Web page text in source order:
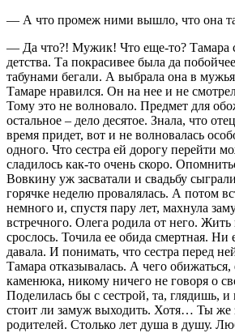
— А что промеж ними вышло, что она
— Да что?! Мужик! Что еще-то? Тамара
детства. Та покрасивее была да
табунами бегали. А выбрала она в
Тамаре нравился. Он на нее и не
Тому это не волновало. Предмет для
остальное – дело десятое. Знала, что
время придет, вот и не волновалась
одного. Что сестра ей дорогу перейти
сладилось как-то очень скоро.
Вовкину уж засватали и свадьбу
горячке неделю провалялась. А потом
немного и, спустя пару лет, махнула
встречного. Олега родила от него. Жить
срослось. Точила ее обида смертная. Ни
давала. И понимать, что сестра перед
Тамара отказывалась. А чего обижаться,
каменюка, никому ничего не говоря о
Поделилась бы с сестрой, та, глядишь,
стоит ли замуж выходить. Хотя… Ты
родителей. Столько лет душа в душу.